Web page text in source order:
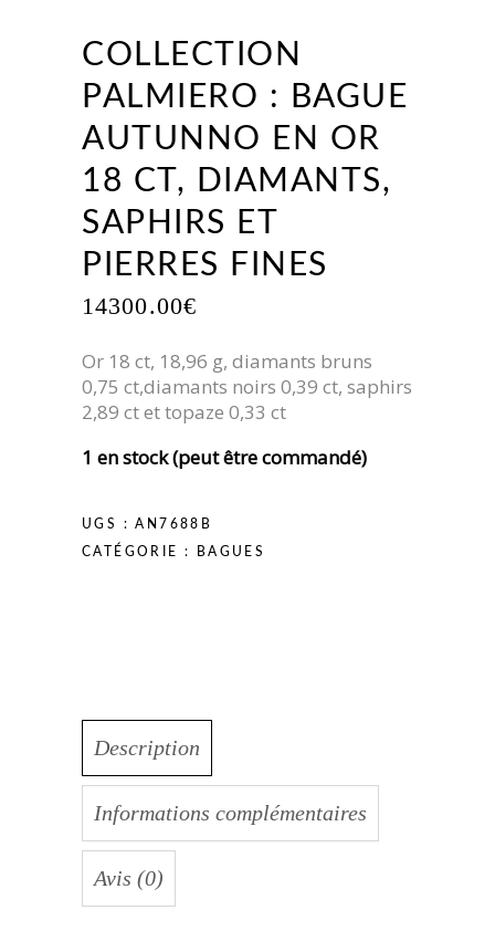
COLLECTION
PALMIERO : BAGUE
AUTUNNO EN OR
18 CT, DIAMANTS,
SAPHIRS ET
PIERRES FINES
14300.00€
Or 18 ct, 18,96 g, diamants bruns
0,75 ct,diamants noirs 0,39 ct, saphirs
2,89 ct et topaze 0,33 ct
1 en stock (peut être commandé)
UGS :AN7688B
CATÉGORIE : BAGUES
Description
Informations complémentaires
Avis (0)